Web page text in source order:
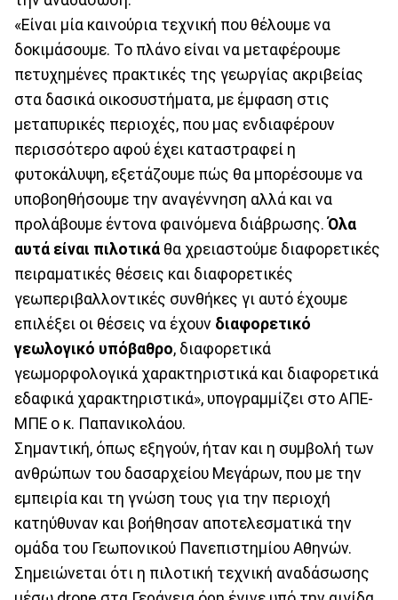
«Είναι μία καινούρια τεχνική που θέλουμε να
δοκιμάσουμε. Το πλάνο είναι να μεταφέρουμε
πετυχημένες πρακτικές της γεωργίας ακριβείας
στα δασικά οικοσυστήματα, με έμφαση στις
μεταπυρικές περιοχές, που μας ενδιαφέρουν
περισσότερο αφού έχει καταστραφεί η
φυτοκάλυψη, εξετάζουμε πώς θα μπορέσουμε να
υποβοηθήσουμε την αναγέννηση αλλά και να
προλάβουμε έντονα φαινόμενα διάβρωσης.Όλα
αυτά είναι πιλοτικά θα χρειαστούμε διαφορετικές
πειραματικές θέσεις και διαφορετικές
γεωπεριβαλλοντικές συνθήκες γι αυτό έχουμε
επιλέξει οι θέσεις να έχουν διαφορετικό
γεωλογικό υπόβαθρο, διαφορετικά
γεωμορφολογικά χαρακτηριστικά και διαφορετικά
εδαφικά χαρακτηριστικά», υπογραμμίζει στο ΑΠΕ-
ΜΠΕ ο κ. Παπανικολάου.
Σημαντική, όπως εξηγούν, ήταν και η συμβολή των
ανθρώπων του δασαρχείου Μεγάρων, που με την
εμπειρία και τη γνώση τους για την περιοχή
κατηύθυναν και βοήθησαν αποτελεσματικά την
ομάδα του Γεωπονικού Πανεπιστημίου Αθηνών.
Σημειώνεται ότι η πιλοτική τεχνική αναδάσωσης